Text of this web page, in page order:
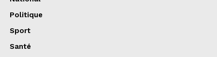
Politique
Sport
Santé